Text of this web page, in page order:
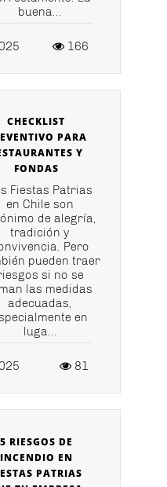
buena...
166
CHECKLIST
PARA
Y
FONDAS
Fiestas Patrias
en Chile son
de alegría,
tradición y
Pero
pueden traer
si no se
las medidas
adecuadas,
en
luga...
81
5 RIESGOS DE
INCENDIO EN
PATRIAS